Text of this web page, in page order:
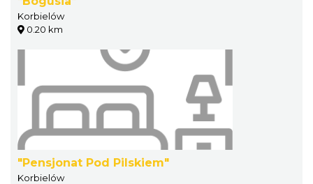
Korbielów
0.20 km
"Pensjonat Pod Pilskiem"
Korbielów